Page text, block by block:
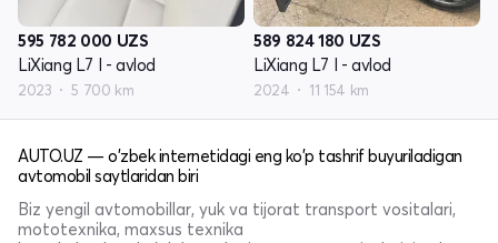
595 782 000 UZS
LiXiang L7 I - avlod
2023 5 700 km
589 824 180 UZS
LiXiang L7 I - avlod
2024 11 154 km
AUTO.UZ — o'zbek internetidagi eng ko'p tashrif buyuriladigan
avtomobil saytlaridan biri
Biz yengil avtomobillar, yuk va tijorat transport vositalari,
mototexnika, maxsus texnika